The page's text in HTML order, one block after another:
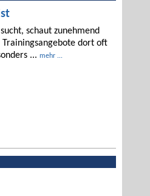
schaut zunehmend
dort oft
... mehr ...